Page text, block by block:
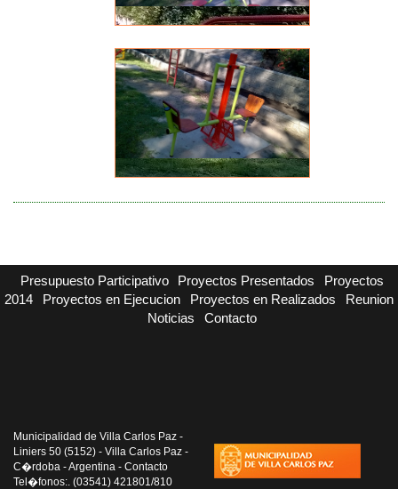
Presupuesto Participativo Proyectos Presentados
Proyectos
2014
Proyectos en Ejecucion Proyectos en Realizados
Reunion
Noticias
Contacto
Municipalidad de Villa Carlos Paz -
Liniers 50 (5152) - Villa Carlos Paz -
C�rdoba - Argentina - Contacto
Tel�fonos:. (03541) 421801/810